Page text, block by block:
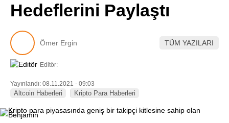
Pinterest
Hedeflerini Paylaştı
Ömer Ergin TÜM YAZILARI
Editör:
Yayınlandı: 08.11.2021 - 09:03
Altcoin Haberleri Kripto Para Haberleri